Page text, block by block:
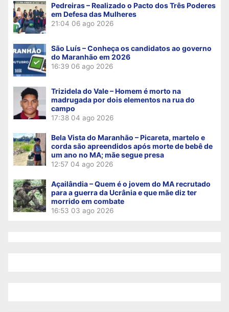
Pedreiras – Realizado o Pacto dos Três Poderes
em Defesa das Mulheres
21:04 06 ago 2026
São Luís – Conheça os candidatos ao governo
do Maranhão em 2026
16:39 06 ago 2026
Trizidela do Vale – Homem é morto na
madrugada por dois elementos na rua do
campo
17:38 04 ago 2026
Bela Vista do Maranhão – Picareta, martelo e
corda são apreendidos após morte de bebê de
um ano no MA; mãe segue presa
12:57 04 ago 2026
Açailândia – Quem é o jovem do MA recrutado
para a guerra da Ucrânia e que mãe diz ter
morrido em combate
16:53 03 ago 2026